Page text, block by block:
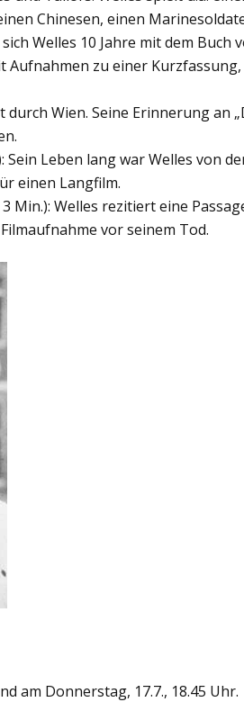
Chinesen, einen
Welles 10 Jahre mit dem Buch
zu einer
durch Wien. Seine Erinnerung an
Sein Leben lang war Welles von
einen Langfilm.
Min.): Welles rezitiert eine
vor seinem Tod.
am Donnerstag, 17.7., 18.45 Uhr.